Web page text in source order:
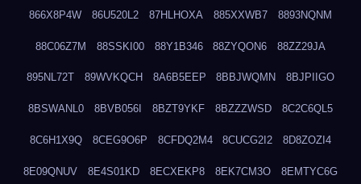
866X8P4W 86U520L2 87HLHOXA 885XXWB7 8893NQNM
88C06Z7M 88SSKI00 88Y1B346 88ZYQON6 88ZZ29JA
895NL72T 89WVKQCH 8A6B5EEP 8BBJWQMN 8BJPIIGO
8BSWANL0 8BVB056I 8BZT9YKF 8BZZZWSD 8C2C6QL5
8C6H1X9Q 8CEG9O6P 8CFDQ2M4 8CUCG2I2 8D8ZOZI4
8E09QNUV 8E4S01KD 8ECXEKP8 8EK7CM3O 8EMTYC6G